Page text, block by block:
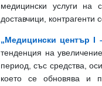
медицински услуги на
доставчици, контрагенти
„Медицински център I
тенденция на
период, със средства,
което се обновява и